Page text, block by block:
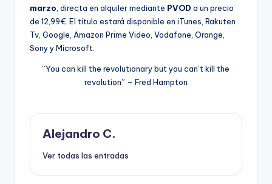
marzo , directa en alquiler mediante PVOD a un precio
de 12,99€. El título estará disponible en iTunes, Rakuten
Tv, Google, Amazon Prime Video, Vodafone, Orange,
Sony y Microsoft.
“You can kill the revolutionary but you can’t kill the
revolution” – Fred Hampton
Alejandro C.
Ver todas las entradas